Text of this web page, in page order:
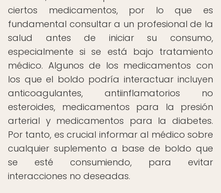
ciertos medicamentos, por lo que es
fundamental consultar a un profesional de la
salud antes de iniciar su consumo,
especialmente si se está bajo tratamiento
médico. Algunos de los medicamentos con
los que el boldo podría interactuar incluyen
anticoagulantes, antiinflamatorios no
esteroides, medicamentos para la presión
arterial y medicamentos para la diabetes.
Por tanto, es crucial informar al médico sobre
cualquier suplemento a base de boldo que
se esté consumiendo, para evitar
interacciones no deseadas.